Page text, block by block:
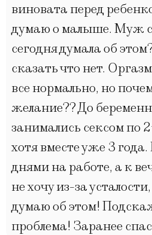
виновата перед
думаю о малыше. Муж
сегодня думала об
сказать что нет.
все нормально, но
желание?? До
занимались сексом по
хотя вместе уже 3
днями на работе, а к
не хочу из-за
думаю об этом!
проблема! Заранее